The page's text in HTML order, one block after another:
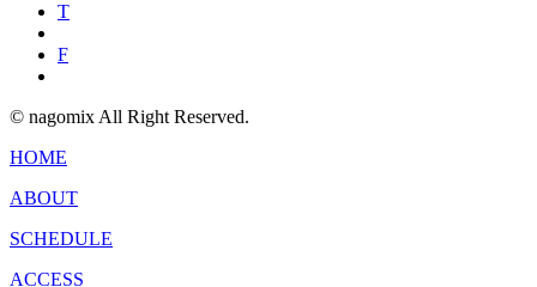
T
F
© nagomix All Right Reserved.
HOME
ABOUT
SCHEDULE
ACCESS